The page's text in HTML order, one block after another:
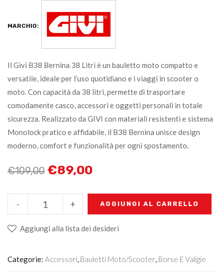
MARCHIO:
Il Givi B38 Bernina 38 Litri è un bauletto moto compatto e
versatile, ideale per l’uso quotidiano e i viaggi in scooter o
moto. Con capacità da 38 litri, permette di trasportare
comodamente casco, accessori e oggetti personali in totale
sicurezza. Realizzato da GIVI con materiali resistenti e sistema
Monolock pratico e affidabile, il B38 Bernina unisce design
moderno, comfort e funzionalità per ogni spostamento.
€109,00 €89,00
+
- AGGIUNGI AL CARRELLO
Aggiungi alla lista dei desideri
Categorie: Accessori, Bauletti Moto/scooter, Borse E Valigie